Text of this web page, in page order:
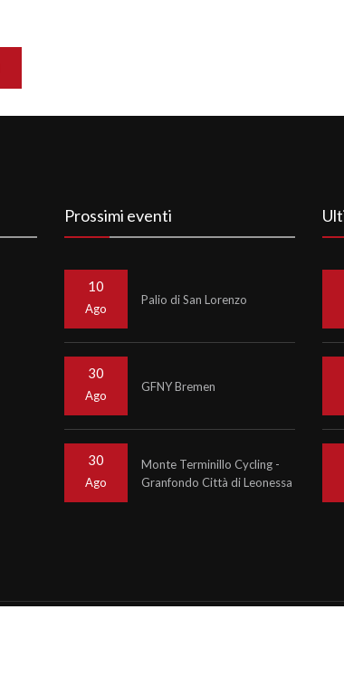
Prossimi eventi
10
Ago
Palio di San Lorenzo
30
Ago
GFNY Bremen
30
Ago
Monte Terminillo Cycling -
Granfondo Città di Leonessa